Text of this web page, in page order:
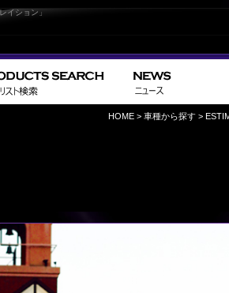
イション」
HOME > 車種から探す >